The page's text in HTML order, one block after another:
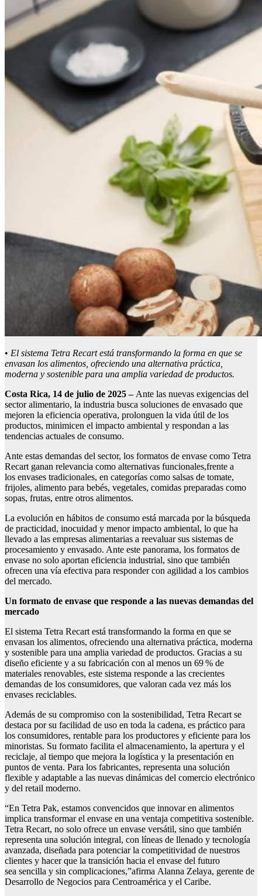
• El sistema Tetra Recart está transformando la forma en que se
envasan los alimentos, ofreciendo una alternativa práctica,
moderna y sostenible para una amplia variedad de productos.
Costa Rica, 14 de julio de 2025 –Ante las nuevas exigencias del
sector alimentario, la industria busca soluciones de envasado que
mejoren la eficiencia operativa, prolonguen la vida útil de los
productos, minimicen el impacto ambiental y respondan a las
tendencias actuales de consumo.
Ante estas demandas del sector, los formatos de envase como Tetra
Recart ganan relevancia como alternativas funcionales,frente a
los envases tradicionales, en categorías como salsas de tomate,
frijoles, alimento para bebés, vegetales, comidas preparadas como
sopas, frutas, entre otros alimentos.
La evolución en hábitos de consumo está marcada por la búsqueda
de practicidad, inocuidad y menor impacto ambiental, lo que ha
llevado a las empresas alimentarias a reevaluar sus sistemas de
procesamiento y envasado. Ante este panorama, los formatos de
envase no solo aportan eficiencia industrial, sino que también
ofrecen una vía efectiva para responder con agilidad a los cambios
del mercado.
Un formato de envase que responde a las nuevas demandas del
mercado
El sistema Tetra Recart está transformando la forma en que se
envasan los alimentos, ofreciendo una alternativa práctica, moderna
y sostenible para una amplia variedad de productos. Gracias a su
diseño eficiente y a su fabricación con al menos un 69 % de
materiales renovables, este sistema responde a las crecientes
demandas de los consumidores, que valoran cada vez más los
envases reciclables.
Además de su compromiso con la sostenibilidad, Tetra Recart se
destaca por su facilidad de uso en toda la cadena, es práctico para
los consumidores, rentable para los productores y eficiente para los
minoristas. Su formato facilita el almacenamiento, la apertura y el
reciclaje, al tiempo que mejora la logística y la presentación en
puntos de venta. Para los fabricantes, representa una solución
flexible y adaptable a las nuevas dinámicas del comercio electrónico
y del retail moderno.
“En Tetra Pak, estamos convencidos que innovar en alimentos
implica transformar el envase en una ventaja competitiva sostenible.
Tetra Recart, no solo ofrece un envase versátil, sino que también
representa una solución integral, con líneas de llenado y tecnología
avanzada, diseñada para potenciar la competitividad de nuestros
clientes y hacer que la transición hacia el envase del futuro
sea sencilla y sin complicaciones,”afirma Alanna Zelaya, gerente de
Desarrollo de Negocios para Centroamérica y el Caribe.